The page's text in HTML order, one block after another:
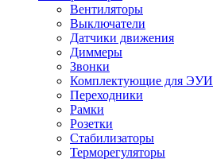
Вентиляторы
Выключатели
Датчики движения
Диммеры
Звонки
Комплектующие для ЭУИ
Переходники
Рамки
Розетки
Стабилизаторы
Терморегуляторы